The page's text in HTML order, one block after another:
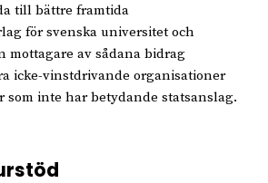
till bättre framtida
för svenska universitet och
mottagare av sådana bidrag
icke-vinstdrivande organisationer
som inte har betydande statsanslag.